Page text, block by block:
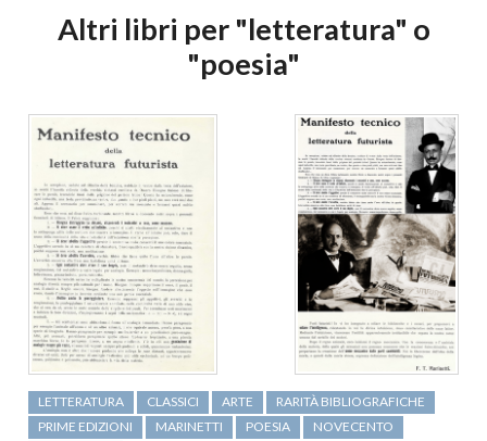
Altri libri per "letteratura" o
"poesia"
LETTERATURA CLASSICI ARTE
RARITÀ BIBLIOGRAFICHE
PRIME EDIZIONI
MARINETTI POESIA
NOVECENTO